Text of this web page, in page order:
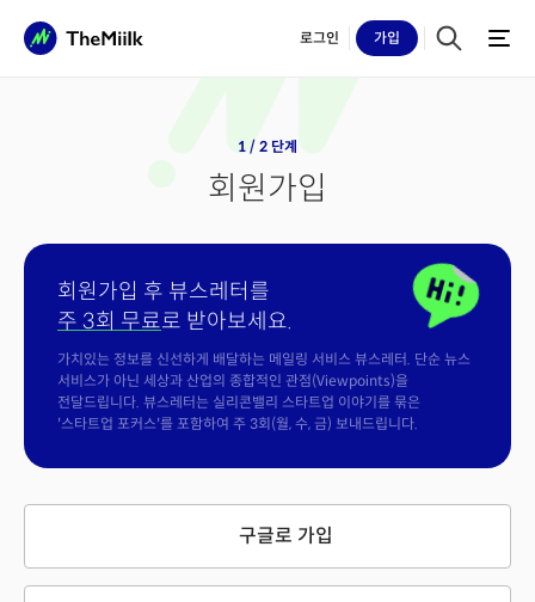
로그인 가입
1 / 2 단계
회원가입
회원가입 후 뷰스레터를
주 3회 무료로 받아보세요.
가치있는 정보를 신선하게 배달하는 메일링 서비스 뷰스레터. 단순 뉴스
서비스가 아닌 세상과 산업의 종합적인 관점(Viewpoints)을
전달드립니다. 뷰스레터는 실리콘밸리 스타트업 이야기를 묶은
'스타트업 포커스'를 포함하여 주 3회(월, 수, 금) 보내드립니다.
구글로 가입